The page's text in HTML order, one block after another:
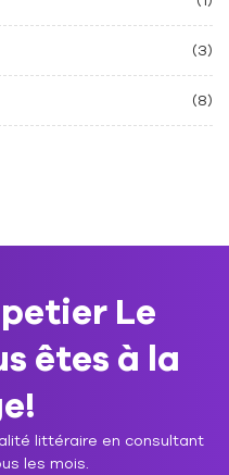
(3)
(8)
Le
êtes à la
littéraire en consultant
les mois.